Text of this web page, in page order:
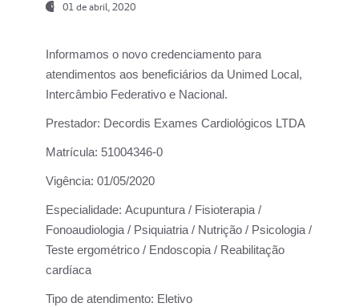
01 de abril, 2020
Informamos o novo credenciamento para
atendimentos aos beneficiários da Unimed Local,
Intercâmbio Federativo e Nacional.
Prestador: Decordis Exames Cardiológicos LTDA
Matrícula: 51004346-0
Vigência: 01/05/2020
Especialidade: Acupuntura / Fisioterapia /
Fonoaudiologia / Psiquiatria / Nutrição / Psicologia /
Teste ergométrico / Endoscopia / Reabilitação
cardíaca
Tipo de atendimento: Eletivo